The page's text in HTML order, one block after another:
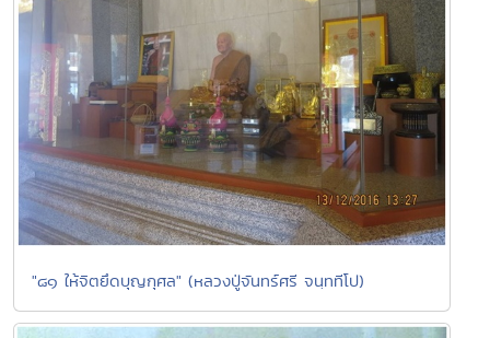
"๘๑ ให้จิตยึดบุญกุศล" (หลวงปู่จันทร์ศรี จนฺททีโป)